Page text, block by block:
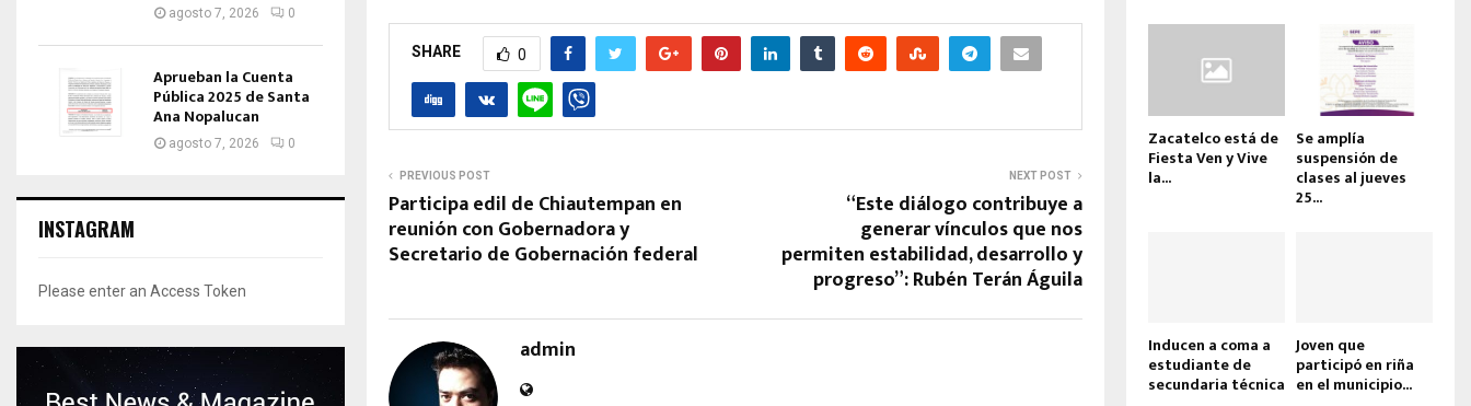
SHARE 0
PREVIOUS POST
Participa edil de Chiautempan en
reunión con Gobernadora y
Secretario de Gobernación federal
NEXT POST
“Este diálogo contribuye a
generar vínculos que nos
permiten estabilidad, desarrollo y
progreso”: Rubén Terán Águila
admin
agosto 7, 2026 0
Aprueban la Cuenta
Pública 2025 de Santa
Ana Nopalucan
agosto 7, 2026 0
INSTAGRAM
Please enter an Access Token
Zacatelco está de
Fiesta Ven y Vive
la...
Se amplía
suspensión de
clases al jueves
25...
Inducen a coma a
estudiante de
secundaria técnica
Joven que
participó en riña
en el municipio...